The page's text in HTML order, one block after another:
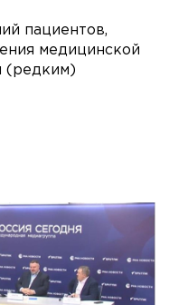
пациентов,
медицинской
(редким)